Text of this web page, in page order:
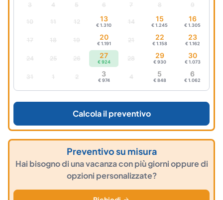
3 4 5 6 7 8 9
10 11 12 13
€ 1.310 14 15
€ 1.245
16
€ 1.305
17 18 19 20
€ 1.191 21 22
€ 1.158
23
€ 1.162
24 25 26 27
€ 924 28 29
€ 930
30
€ 1.073
31 1 2 3
€ 974 4 5
€ 848
6
€ 1.062
Calcola il preventivo
Preventivo su misura
Hai bisogno di una vacanza con più giorni oppure di
opzioni personalizzate?